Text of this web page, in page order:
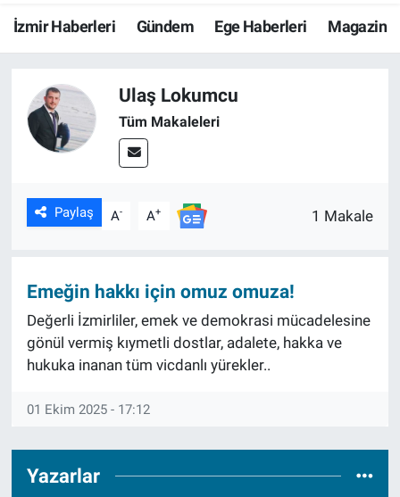
İzmir Haberleri Gündem Ege Haberleri Magazin
Ulaş Lokumcu
Tüm Makaleleri
Paylaş A- A+ 1 Makale
Emeğin hakkı için omuz omuza!
Değerli İzmirliler, emek ve demokrasi mücadelesine
gönül vermiş kıymetli dostlar, adalete, hakka ve
hukuka inanan tüm vicdanlı yürekler..
01 Ekim 2025 - 17:12
Yazarlar
Resmi İlanlar
YAŞAM